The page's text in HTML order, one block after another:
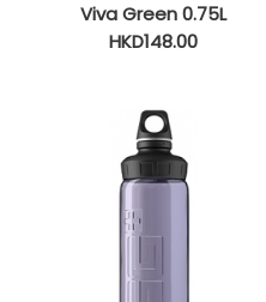
Viva Green 0.75L
HKD148.00